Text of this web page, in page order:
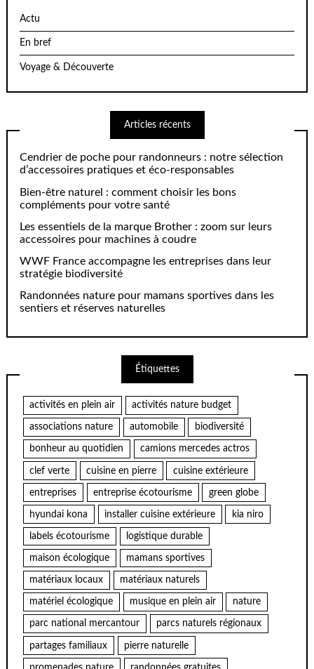
Actu
En bref
Voyage & Découverte
Articles récents
Cendrier de poche pour randonneurs : notre sélection
d’accessoires pratiques et éco-responsables
Bien-être naturel : comment choisir les bons
compléments pour votre santé
Les essentiels de la marque Brother : zoom sur leurs
accessoires pour machines à coudre
WWF France accompagne les entreprises dans leur
stratégie biodiversité
Randonnées nature pour mamans sportives dans les
sentiers et réserves naturelles
Étiquettes
activités en plein air activités nature budget
associations nature automobile biodiversité
bonheur au quotidien camions mercedes actros
clef verte cuisine en pierre cuisine extérieure
entreprises entreprise écotourisme green globe
hyundai kona installer cuisine extérieure kia niro
labels écotourisme logistique durable
maison écologique mamans sportives
matériaux locaux matériaux naturels
matériel écologique musique en plein air nature
parc national mercantour parcs naturels régionaux
partages familiaux pierre naturelle